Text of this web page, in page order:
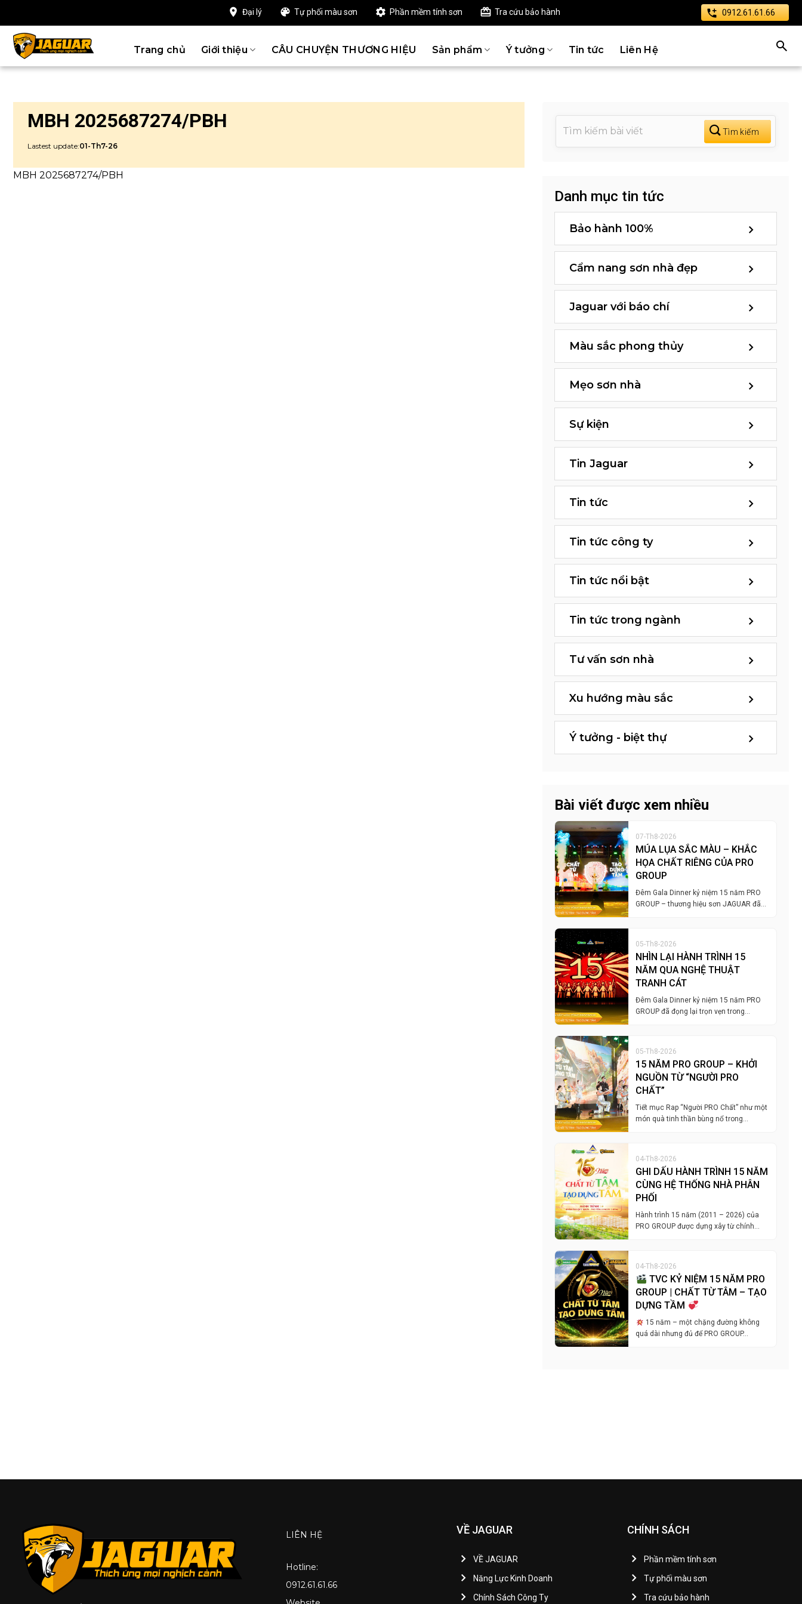
dung
Đại lý Tự phối màu sơn Phần mềm tính sơn Tra cứu bảo hành 0912.61.61.66
Trang chủ Giới thiệu CÂU CHUYỆN THƯƠNG HIỆU Sản phẩm Ý tưởng Tin tức Liên Hệ
MBH 2025687274/PBH
Lastest update:01-Th7-26
MBH 2025687274/PBH
Danh mục tin tức
Bảo hành 100%
Cẩm nang sơn nhà đẹp
Jaguar với báo chí
Màu sắc phong thủy
Mẹo sơn nhà
Sự kiện
Tin Jaguar
Tin tức
Tin tức công ty
Tin tức nổi bật
Tin tức trong ngành
Tư vấn sơn nhà
Xu hướng màu sắc
Ý tưởng - biệt thự
Bài viết được xem nhiều
07-Th8-2026
MÚA LỤA SẮC MÀU – KHẮC
HỌA CHẤT RIÊNG CỦA PRO
GROUP
Đêm Gala Dinner kỷ niệm 15 năm PRO
GROUP – thương hiệu sơn JAGUAR đã…
05-Th8-2026
NHÌN LẠI HÀNH TRÌNH 15
NĂM QUA NGHỆ THUẬT
TRANH CÁT
Đêm Gala Dinner kỷ niệm 15 năm PRO
GROUP đã đọng lại trọn vẹn trong…
05-Th8-2026
15 NĂM PRO GROUP – KHỞI
NGUỒN TỪ “NGƯỜI PRO
CHẤT”
Tiết mục Rap “Người PRO Chất” như một
món quà tinh thần bùng nổ trong…
04-Th8-2026
GHI DẤU HÀNH TRÌNH 15 NĂM
CÙNG HỆ THỐNG NHÀ PHÂN
PHỐI
Hành trình 15 năm (2011 – 2026) của
PRO GROUP được dựng xây từ chính…
04-Th8-2026
TVC KỶ NIỆM 15 NĂM PRO
GROUP | CHẤT TỪ TÂM – TẠO
DỰNG TẦM
15 năm – một chặng đường không
quá dài nhưng đủ để PRO GROUP…
LIÊN HỆ
Hotline:
0912.61.61.66
VỀ JAGUAR
VỀ JAGUAR
Năng Lực Kinh Doanh
Chính Sách Công Ty
CHÍNH SÁCH
Phần mềm tính sơn
Tự phối màu sơn
Tra cứu bảo hành